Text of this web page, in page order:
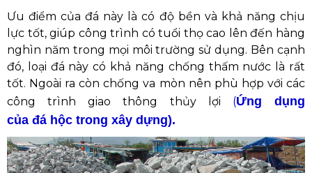
Ưu điểm của đá này là có độ bền và khả năng chịu
lực tốt, giúp công trình có tuổi thọ cao lên đến hàng
nghìn năm trong mọi môi trường sử dụng. Bên cạnh
đó, loại đá này có khả năng chống thấm nước là rất
tốt. Ngoài ra còn chống va mòn nên phù hợp với các
công trình giao thông thủy lợi (Ứng dụng
của đá hộc trong xây dựng).